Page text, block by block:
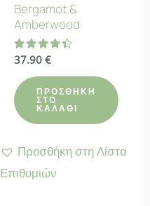
Bergamot &
Amberwood
Βαθμολογήθηκε
4.40
από 5
37.90€
ΠΡΟΣΘΉΚΗ
ΣΤΟ
ΚΑΛΆΘΙ
Προσθήκη στη Λίστα
Επιθυμιών